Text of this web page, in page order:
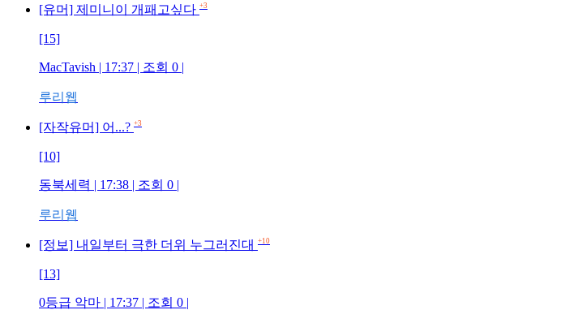
[유머] 제미니이 개패고싶다 +3
[15]
MacTavish | 17:37 | 조회 0 |
루리웹
[자작유머] 어...? +3
[10]
동북세력 | 17:38 | 조회 0 |
루리웹
[정보] 내일부터 극한 더위 누그러진대 +10
[13]
0등급 악마 | 17:37 | 조회 0 |